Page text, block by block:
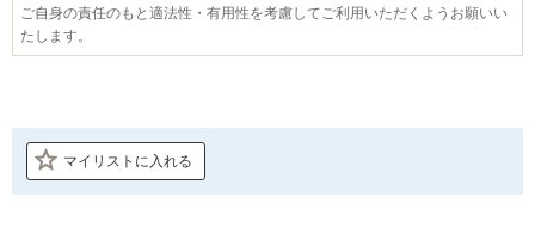
ご自身の責任のもと適法性・有用性を考慮してご利用いただくようお願いい
たします。
マイリストに入れる